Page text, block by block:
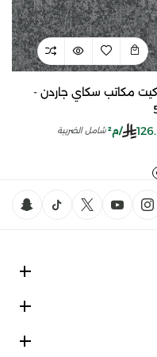
مكاتب سكاي جاردن -
/م² شامل الضريبة